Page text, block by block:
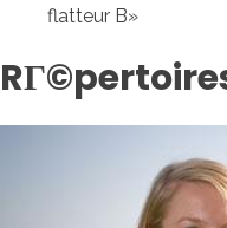
flatteur В»